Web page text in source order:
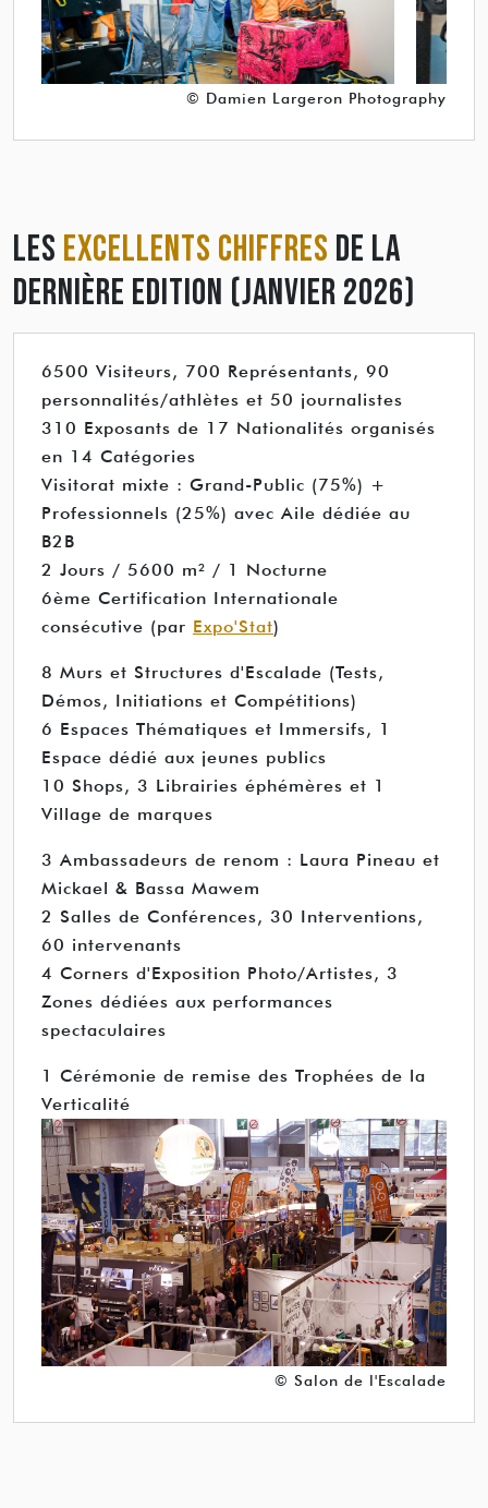
© Damien Largeron Photography
LES EXCELLENTS CHIFFRES DE LA
DERNIÈRE EDITION (JANVIER 2026)
6500 Visiteurs, 700 Représentants, 90
personnalités/athlètes et 50 journalistes
310 Exposants de 17 Nationalités organisés
en 14 Catégories
Visitorat mixte : Grand-Public (75%) +
Professionnels (25%) avec Aile dédiée au
B2B
2 Jours / 5600 m² / 1 Nocturne
6ème Certification Internationale
consécutive (par Expo'Stat)
8 Murs et Structures d'Escalade (Tests,
Démos, Initiations et Compétitions)
6 Espaces Thématiques et Immersifs, 1
Espace dédié aux jeunes publics
10 Shops, 3 Librairies éphémères et 1
Village de marques
3 Ambassadeurs de renom : Laura Pineau et
Mickael & Bassa Mawem
2 Salles de Conférences, 30 Interventions,
60 intervenants
4 Corners d'Exposition Photo/Artistes, 3
Zones dédiées aux performances
spectaculaires
1 Cérémonie de remise des Trophées de la
Verticalité
© Salon de l'Escalade